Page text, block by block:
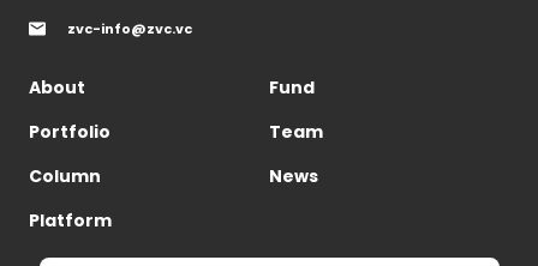
zvc-info@zvc.vc
About
Fund
Portfolio
Team
Column
News
Platform